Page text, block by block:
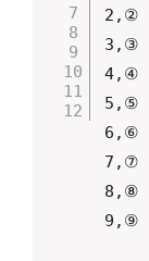
2,②
3,③
4,④
5,⑤
6,⑥
7,⑦
8,⑧
9,⑨